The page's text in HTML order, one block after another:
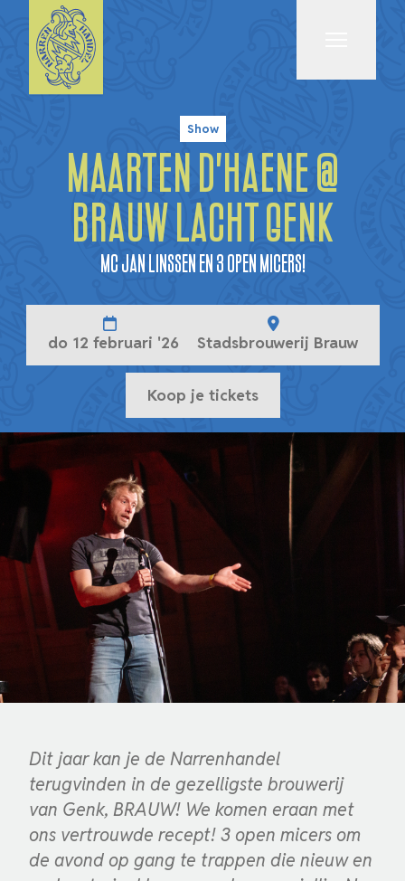
Show
Maarten D'Haene @
Brauw Lacht Genk
MC Jan Linssen en 3 open micers!
do 12 februari '26 Stadsbrouwerij Brauw
Koop je tickets
Dit jaar kan je de Narrenhandel
terugvinden in de gezelligste brouwerij
van Genk, BRAUW! We komen eraan met
ons vertrouwde recept! 3 open micers om
de avond op gang te trappen die nieuw en